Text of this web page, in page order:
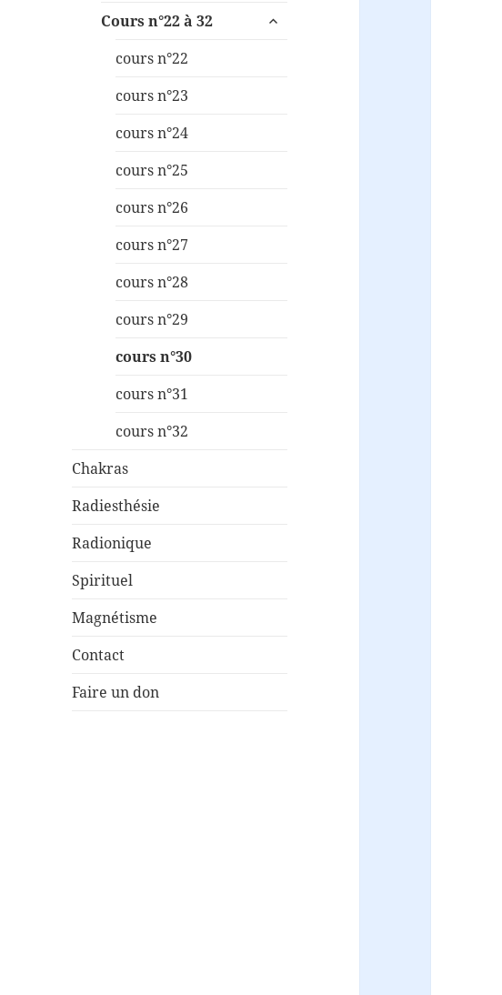
sous-
Cours n°22 à 32
ouvrir
cours n°22
cours n°23
cours n°24
cours n°25
cours n°26
cours n°27
cours n°28
cours n°29
cours n°30
cours n°31
cours n°32
Chakras
Radiesthésie
Radionique
Spirituel
Magnétisme
Contact
Faire un don